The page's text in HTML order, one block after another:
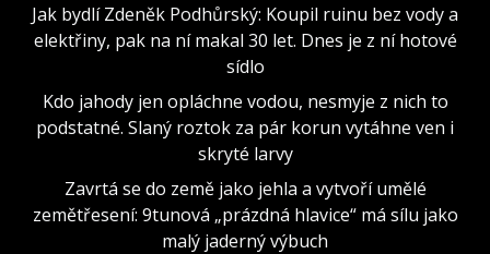
Jak bydlí Zdeněk Podhůrský: Koupil ruinu bez vody a
elektřiny, pak na ní makal 30 let. Dnes je z ní hotové
sídlo
Kdo jahody jen opláchne vodou, nesmyje z nich to
podstatné. Slaný roztok za pár korun vytáhne ven i
skryté larvy
Zavrtá se do země jako jehla a vytvoří umělé
zemětřesení: 9tunová „prázdná hlavice“ má sílu jako
malý jaderný výbuch